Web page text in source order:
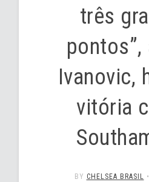
três
Ivanovic,
vitória
BY CHELSEA BRASIL •